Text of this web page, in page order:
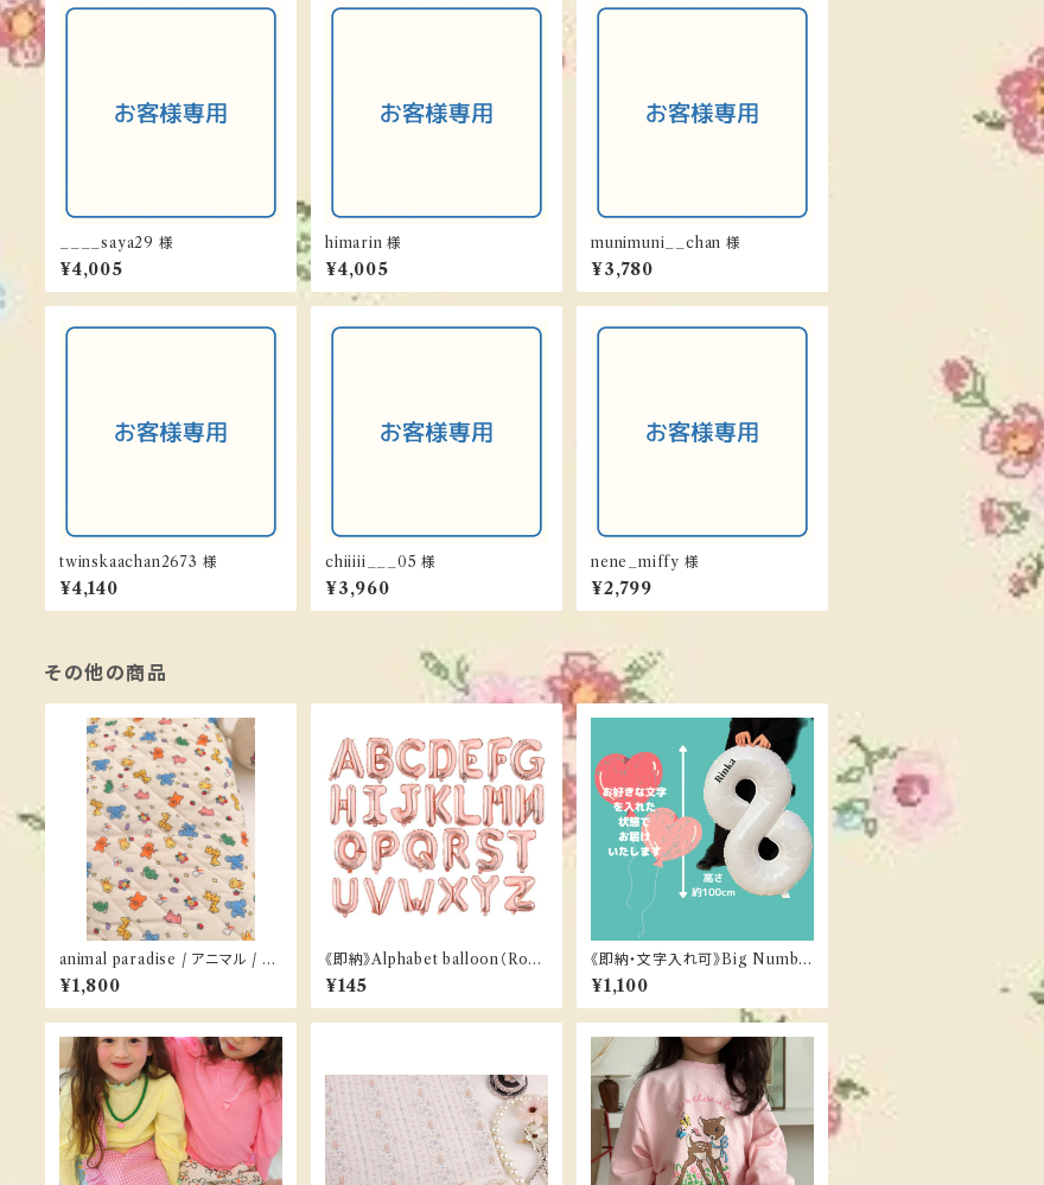
____saya29 様
¥4,005
himarin 様
¥4,005
munimuni__chan 様
¥3,780
twinskaachan2673 様
¥4,140
chiiiii___05 様
¥3,960
nene_miffy 様
¥2,799
その他の商品
animal paradise / アニマル / キ
ルティング
¥1,800
《即納》Alphabet balloon（Rose
GOLD）
¥145
《即納・文字入れ可》Big Numbe
r balloon（１color）
¥1,100